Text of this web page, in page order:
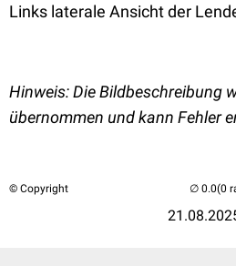
Links laterale Ansicht der
Hinweis: Die Bildbeschreibung
übernommen und kann Fehler
© Copyright (0